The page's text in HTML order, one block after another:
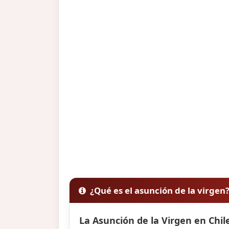
¿Qué es el asunción de la virgen?
La Asunción de la Virgen en